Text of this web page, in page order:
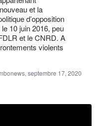
et la
d’opposition
10 juin 2016, peu
et le CNRD. A
violents
septembre 17, 2020